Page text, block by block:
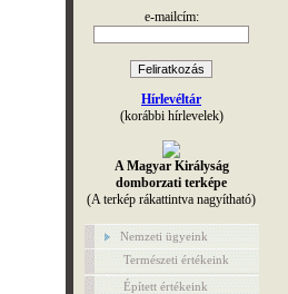
e-mailcím:
Hírlevéltár
(korábbi hírlevelek)
A Magyar Királyság
domborzati terképe
(A terkép rákattintva nagyítható)
Nemzeti ügyeink
Természeti értékeink
Épített értékeink